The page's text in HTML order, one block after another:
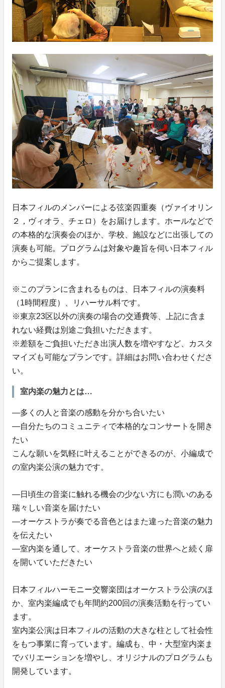
日本フィルのメンバーによる弦楽四重奏（ヴァイオリン
２，ヴィオラ、チェロ）をお届けします。ホールなどで
の本格的な演奏会のほか、学校、施設などに出張しての
演奏も可能。プログラムは対象や趣旨を伺い日本フィル
からご提案します。
※このプランに含まれるものは、日本フィルの演奏料
（1時間程度）、リハーサル料です。
※東京23区以外の演奏の場合の交通費等、上記に含ま
れない経費は別途ご負担いただきます。
※差額をご負担いただき出演人数を増やすなど、カスタ
マイズも可能なプランです。詳細はお問い合わせくださ
い。
室内楽の魅力とは…
―多くの人と音楽の感動を分かち合いたい
―自分たちのコミュニティで本格的なコンサートを開き
たい
こんな願いを気軽に叶えることができるのが、小編成で
の室内楽公演の魅力です。
―日頃生の音楽に触れる機会の少ない方にも潤いのある
瑞々しい音楽を届けたい
―オーケストラが奏でる音色とはまた違った音楽の魅力
を伝えたい
―室内楽を通して、オーケストラ音楽の世界へと続く扉
を開いていただきたい
日本フィルハーモニー交響楽団はオーケストラ公演のほ
か、室内楽編成でも年間約200回の演奏活動を行ってい
ます。
室内楽公演は日本フィルの活動の大きな柱として社会性
をもつ事業に育っています。編成も、中・大型室内楽ま
でバリエーションを増やし、オリジナルのプログラムも
開発しています。